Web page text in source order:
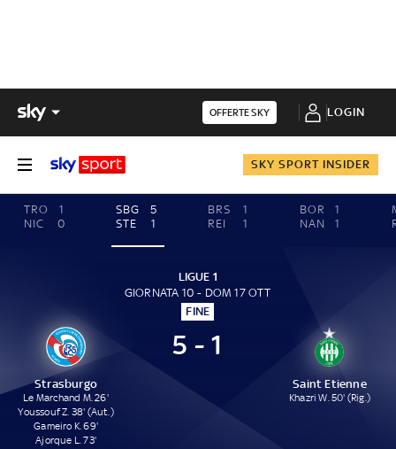
OFFERTE SKY LOGIN
SKY SPORT INSIDER
TRO
1
NIC
0
SBG
5
STE
1
BRS
1
REI
1
BOR
1
NAN
1
LIGUE 1
GIORNATA 10 - DOM 17 OTT
FINE
Strasburgo
Le Marchand M. 26'
Youssouf Z. 38' (Aut.)
Gameiro K. 69'
Ajorque L. 73'
5 - 1
Saint Etienne
Khazri W. 50' (Rig.)